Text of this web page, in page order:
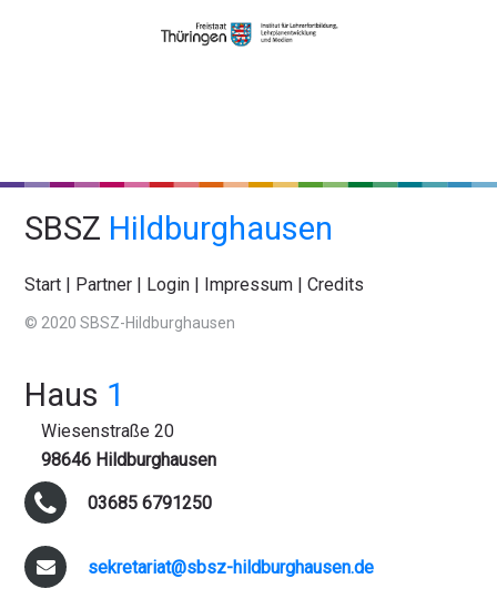
SBSZ Hildburghausen
Start | Partner | Login | Impressum |Credits
© 2020 SBSZ-Hildburghausen
Haus 1
Wiesenstraße 20
98646 Hildburghausen
03685 6791250
sekretariat@sbsz-hildburghausen.de